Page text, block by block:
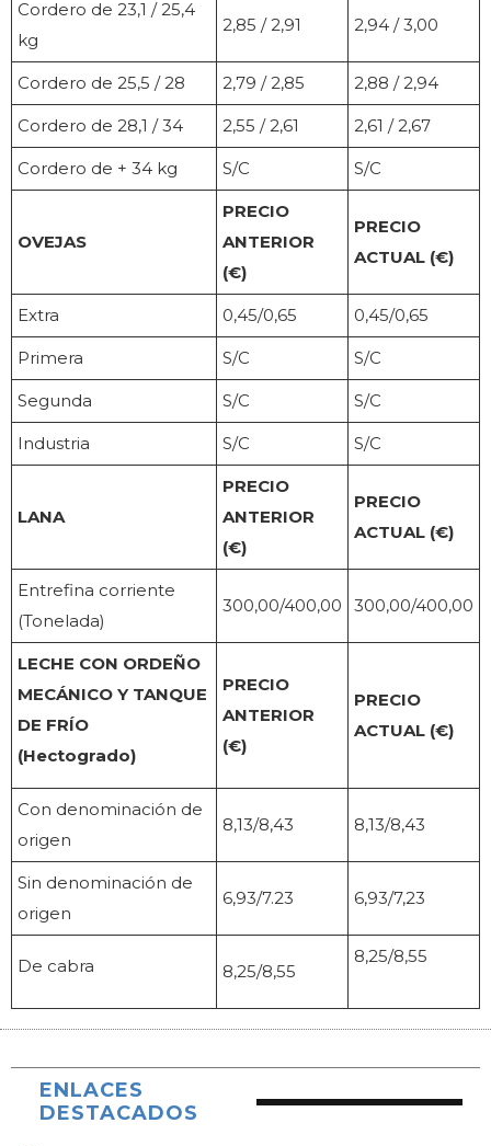
Cordero de 23,1 / 25,4
kg
2,85 / 2,91 2,94 / 3,00
Cordero de 25,5 / 28 2,79 / 2,85 2,88 / 2,94
Cordero de 28,1 / 34 2,55 / 2,61 2,61 / 2,67
Cordero de + 34 kg S/C S/C
OVEJAS
PRECIO
ANTERIOR
(€)
PRECIO
ACTUAL (€)
Extra 0,45/0,65 0,45/0,65
Primera S/C S/C
Segunda S/C S/C
Industria S/C S/C
LANA
PRECIO
ANTERIOR
(€)
PRECIO
ACTUAL (€)
Entrefina corriente
(Tonelada)
300,00/400,00 300,00/400,00
LECHE CON ORDEÑO
MECÁNICO Y TANQUE
DE FRÍO
(Hectogrado)
PRECIO
ANTERIOR
(€)
PRECIO
ACTUAL (€)
Con denominación de
origen
8,13/8,43 8,13/8,43
Sin denominación de
origen
6,93/7.23 6,93/7,23
De cabra 8,25/8,55
8,25/8,55
ENLACES
DESTACADOS